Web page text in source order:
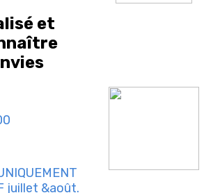
et
juillet &août.